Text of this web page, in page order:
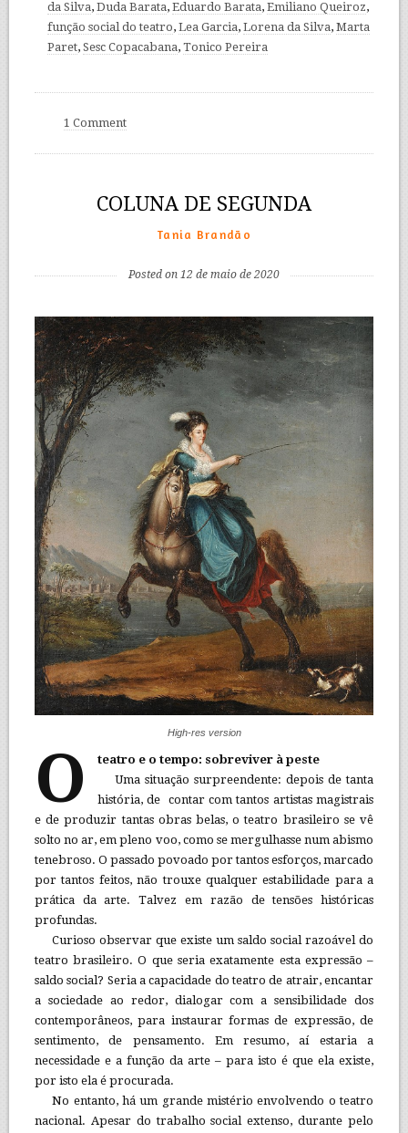
da Silva, Duda Barata, Eduardo Barata, Emiliano Queiroz,
função social do teatro, Lea Garcia, Lorena da Silva, Marta
Paret, Sesc Copacabana, Tonico Pereira
1 Comment
COLUNA DE SEGUNDA
Tania Brandão
Posted on 12 de maio de 2020
High-res version
O
teatro e o tempo: sobreviver à peste
Uma situação surpreendente: depois de tanta
história, de contar com tantos artistas magistrais
e de produzir tantas obras belas, o teatro brasileiro se vê
solto no ar, em pleno voo, como se mergulhasse num abismo
tenebroso. O passado povoado por tantos esforços, marcado
por tantos feitos, não trouxe qualquer estabilidade para a
prática da arte. Talvez em razão de tensões históricas
profundas.
Curioso observar que existe um saldo social razoável do
teatro brasileiro. O que seria exatamente esta expressão –
saldo social? Seria a capacidade do teatro de atrair, encantar
a sociedade ao redor, dialogar com a sensibilidade dos
contemporâneos, para instaurar formas de expressão, de
sentimento, de pensamento. Em resumo, aí estaria a
necessidade e a função da arte – para isto é que ela existe,
por isto ela é procurada.
No entanto, há um grande mistério envolvendo o teatro
nacional. Apesar do trabalho social extenso, durante pelo